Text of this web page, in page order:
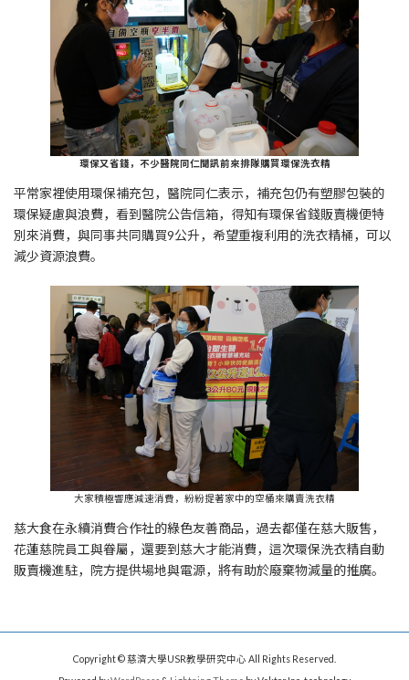
環保又省錢，不少醫院同仁聞訊前來排隊購買環保洗衣精
平常家裡使用環保補充包，醫院同仁表示，補充包仍有塑膠包裝的
環保疑慮與浪費，看到醫院公告信箱，得知有環保省錢販賣機便特
別來消費，與同事共同購買9公升，希望重複利用的洗衣精桶，可以
減少資源浪費。
大家積極響應減速消費，紛紛提著家中的空桶來購賣洗衣精
慈大食在永續消費合作社的綠色友善商品，過去都僅在慈大販售，
花蓮慈院員工與眷屬，還要到慈大才能消費，這次環保洗衣精自動
販賣機進駐，院方提供場地與電源，將有助於廢棄物減量的推廣。
Copyright © 慈濟大學USR教學研究中心 All Rights Reserved.